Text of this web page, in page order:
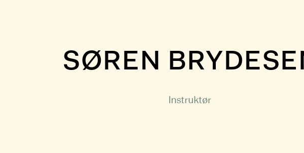
SØREN
Instruktør